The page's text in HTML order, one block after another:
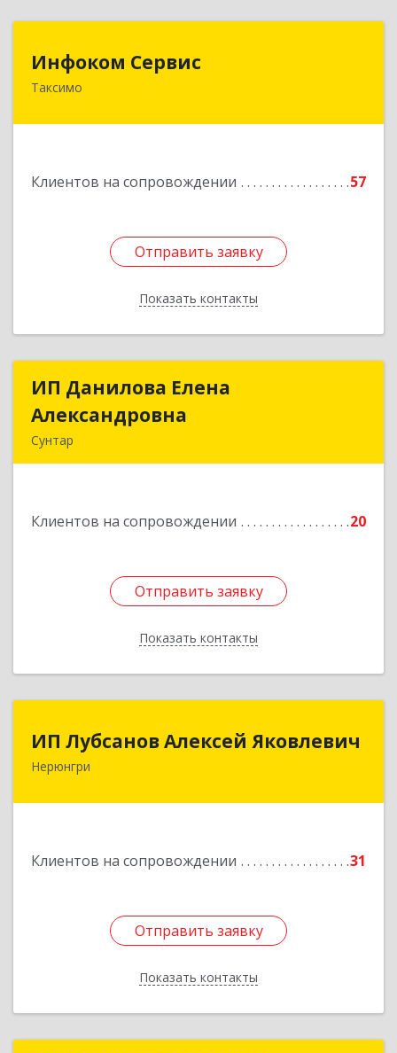
Инфоком Сервис
Таксимо
Клиентов на сопровождении 57
Отправить заявку
Показать контакты
671560, Республика Бурятия, Муйский р-н, пгт.
Отправить заявку
Назад
ИП Данилова Елена
Александровна
Сунтар
Клиентов на сопровождении 20
Отправить заявку
Показать контакты
ИП Данилова Елена
Отправить заявку
Назад
ИП Лубсанов Алексей Яковлевич
Нерюнгри
Клиентов на сопровождении 31
Отправить заявку
Показать контакты
ИП Лубсанов Алексей Яковлевич
675002, Амурская область, г. Благовещенск, ул.
Отправить заявку
Назад